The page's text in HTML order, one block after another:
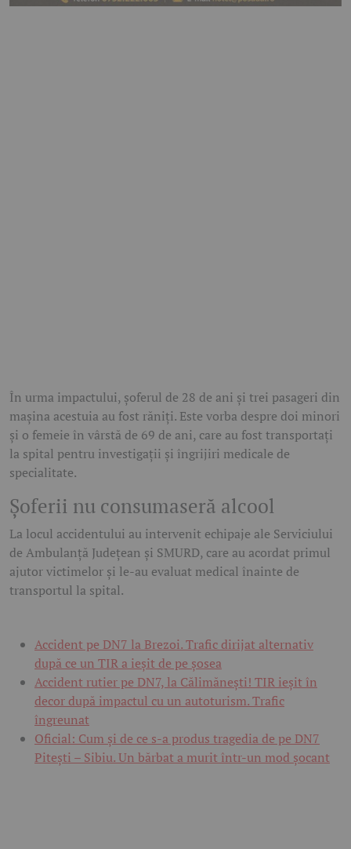
În urma impactului, șoferul de 28 de ani și trei pasageri din
mașina acestuia au fost răniți. Este vorba despre doi minori
și o femeie în vârstă de 69 de ani, care au fost transportați
la spital pentru investigații și îngrijiri medicale de
specialitate.
Șoferii nu consumaseră alcool
La locul accidentului au intervenit echipaje ale Serviciului
de Ambulanță Județean și SMURD, care au acordat primul
ajutor victimelor și le-au evaluat medical înainte de
transportul la spital.
Accident pe DN7 la Brezoi. Trafic dirijat alternativ
după ce un TIR a ieșit de pe șosea
Accident rutier pe DN7, la Călimănești! TIR ieșit în
decor după impactul cu un autoturism. Trafic
îngreunat
Oficial: Cum și de ce s-a produs tragedia de pe DN7
Pitești – Sibiu. Un bărbat a murit într-un mod șocant